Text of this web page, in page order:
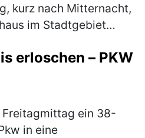
kurz nach Mitternacht,
im Stadtgebiet
nicht… (mehr)
erloschen – PKW
ein 38-
in eine